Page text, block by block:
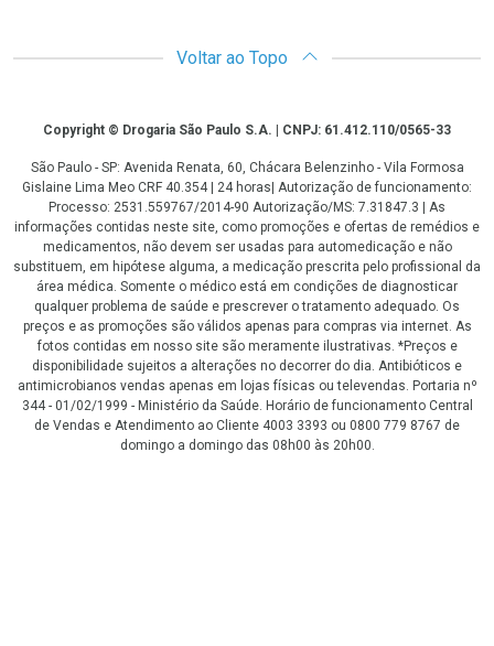
Voltar ao Topo
CopyrightCopyright © Drogaria São Paulo S.A. | CNPJ: 61.412.110/0565-33
São Paulo - SP: Avenida Renata, 60, Chácara Belenzinho - Vila Formosa
Gislaine Lima Meo CRF 40.354 | 24 horas| Autorização de funcionamento:
Processo: 2531.559767/2014-90 Autorização/MS: 7.31847.3 | As
informações contidas neste site, como promoções e ofertas de remédios e
medicamentos, não devem ser usadas para automedicação e não
substituem, em hipótese alguma, a medicação prescrita pelo profissional da
área médica. Somente o médico está em condições de diagnosticar
qualquer problema de saúde e prescrever o tratamento adequado. Os
preços e as promoções são válidos apenas para compras via internet. As
fotos contidas em nosso site são meramente ilustrativas. *Preços e
disponibilidade sujeitos a alterações no decorrer do dia. Antibióticos e
antimicrobianos vendas apenas em lojas físicas ou televendas. Portaria nº
344 - 01/02/1999 - Ministério da Saúde. Horário de funcionamento Central
de Vendas e Atendimento ao Cliente 4003 3393 ou 0800 779 8767 de
domingo a domingo das 08h00 às 20h00.